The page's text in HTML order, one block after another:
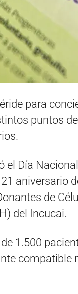
para
puntos
el Día
aniversario
de
del Incucai.
1.500
compatible